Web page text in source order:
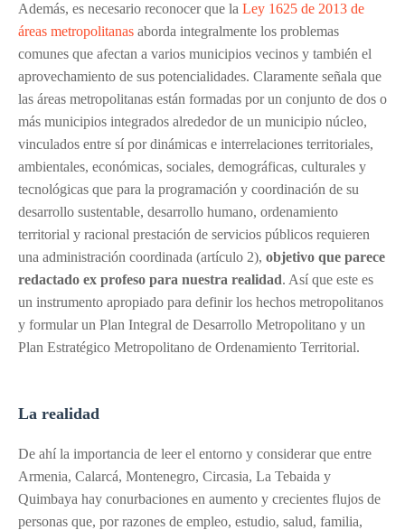
Además, es necesario reconocer que la Ley 1625 de 2013 de
áreas metropolitanas aborda integralmente los problemas
comunes que afectan a varios municipios vecinos y también el
aprovechamiento de sus potencialidades. Claramente señala que
las áreas metropolitanas están formadas por un conjunto de dos o
más municipios integrados alrededor de un municipio núcleo,
vinculados entre sí por dinámicas e interrelaciones territoriales,
ambientales, económicas, sociales, demográficas, culturales y
tecnológicas que para la programación y coordinación de su
desarrollo sustentable, desarrollo humano, ordenamiento
territorial y racional prestación de servicios públicos requieren
una administración coordinada (artículo 2), objetivo que parece
redactado ex profeso para nuestra realidad. Así que este es
un instrumento apropiado para definir los hechos metropolitanos
y formular un Plan Integral de Desarrollo Metropolitano y un
Plan Estratégico Metropolitano de Ordenamiento Territorial.
La realidad
De ahí la importancia de leer el entorno y considerar que entre
Armenia, Calarcá, Montenegro, Circasia, La Tebaida y
Quimbaya hay conurbaciones en aumento y crecientes flujos de
personas que, por razones de empleo, estudio, salud, familia,